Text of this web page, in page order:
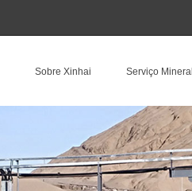
Serviço Mineral
Sobre Xinhai